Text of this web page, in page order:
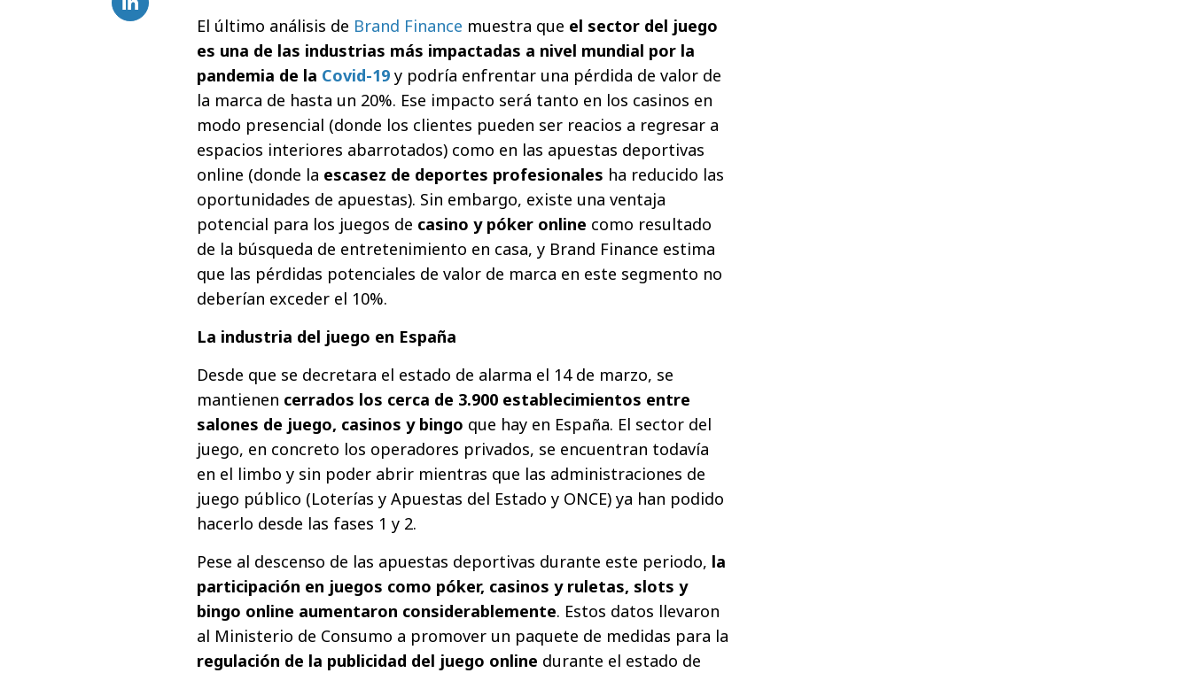
El último análisis de Brand Finance muestra que el sector del juego
es una de las industrias más impactadas a nivel mundial por la
pandemia de la Covid-19 y podría enfrentar una pérdida de valor de
la marca de hasta un 20%. Ese impacto será tanto en los casinos en
modo presencial (donde los clientes pueden ser reacios a regresar a
espacios interiores abarrotados) como en las apuestas deportivas
online (donde la escasez de deportes profesionales ha reducido las
oportunidades de apuestas). Sin embargo, existe una ventaja
potencial para los juegos de casino y póker online como resultado
de la búsqueda de entretenimiento en casa, y Brand Finance estima
que las pérdidas potenciales de valor de marca en este segmento no
deberían exceder el 10%.
La industria del juego en España
Desde que se decretara el estado de alarma el 14 de marzo, se
mantienen cerrados los cerca de 3.900 establecimientos entre
salones de juego, casinos y bingo que hay en España. El sector del
juego, en concreto los operadores privados, se encuentran todavía
en el limbo y sin poder abrir mientras que las administraciones de
juego público (Loterías y Apuestas del Estado y ONCE) ya han podido
hacerlo desde las fases 1 y 2.
Pese al descenso de las apuestas deportivas durante este periodo, la
participación en juegos como póker, casinos y ruletas, slots y
bingo online aumentaron considerablemente. Estos datos llevaron
al Ministerio de Consumo a promover un paquete de medidas para la
regulación de la publicidad del juego online durante el estado de